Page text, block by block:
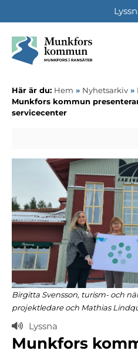
Här är du: Hem » Nyhetsarkiv »
Munkfors kommun
servicecenter
Birgitta Svensson, turism- och
projektledare och Mathias
Lyssna
Munkfors